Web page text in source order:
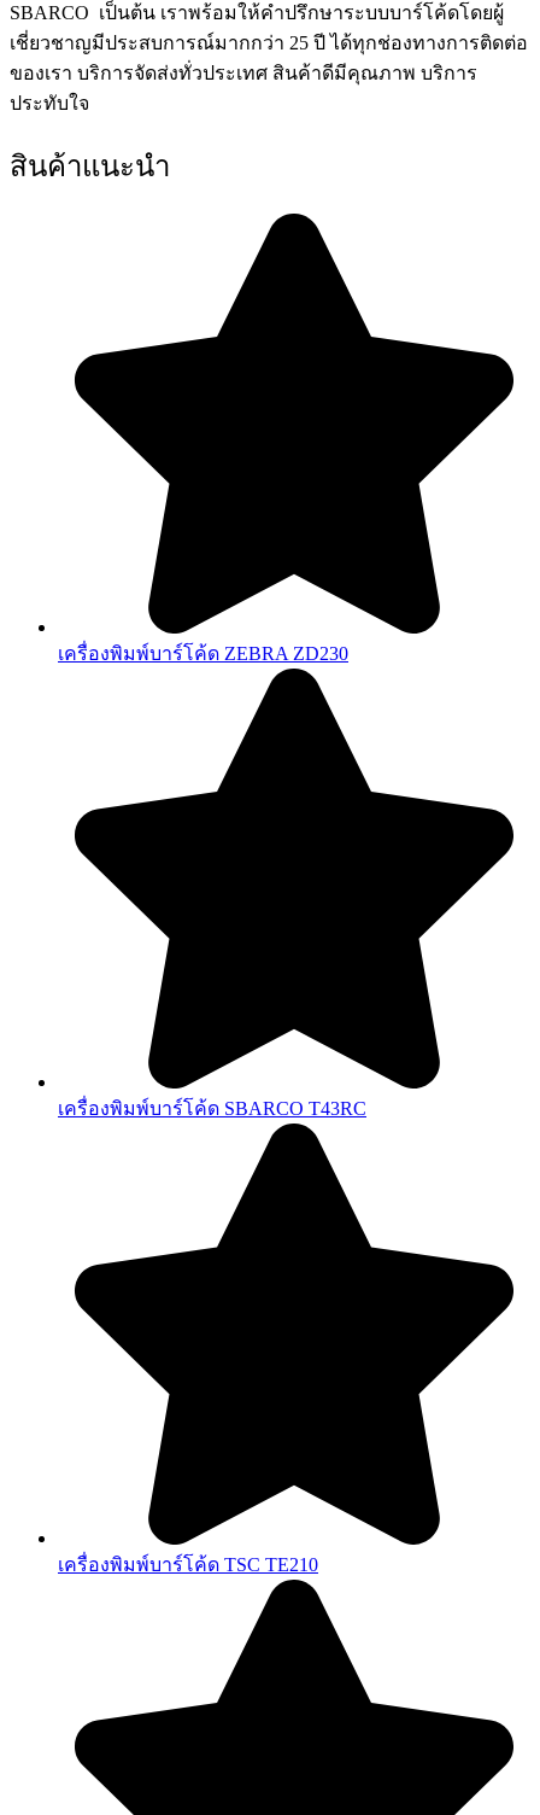
SBARCO เป็นต้น เราพร้อมให้คำปรึกษาระบบบาร์โค้ดโดยผู้
เชี่ยวชาญมีประสบการณ์มากกว่า 25 ปี ได้ทุกช่องทางการติดต่อ
ของเรา บริการจัดส่งทั่วประเทศ สินค้าดีมีคุณภาพ บริการ
ประทับใจ
สินค้าแนะนำ
เครื่องพิมพ์บาร์โค้ด ZEBRA ZD230
เครื่องพิมพ์บาร์โค้ด SBARCO T43RC
เครื่องพิมพ์บาร์โค้ด TSC TE210